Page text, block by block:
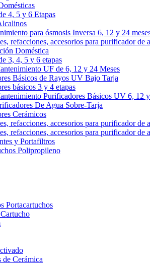
4, 5 y 6 Etapas
para ósmosis Inversa 6, 12 y 24
refacciones, accesorios para purificador de
Doméstica
3, 4, 5 y 6 etapas
UF de 6, 12 y 24 Meses
Básicos de Rayos UV Bajo Tarja
básicos 3 y 4 etapas
Purificadores Básicos UV 6, 12
De Agua Sobre-Tarja
Cerámicos
refacciones, accesorios para purificador de
refacciones, accesorios para purificador de
y Portafiltros
Polipropileno
Portacartuchos
de Cerámica